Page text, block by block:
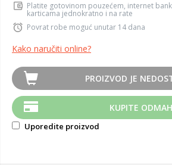
Platite gotovinom pouzećem, internet
karticama jednokratno i na rate
Povrat robe moguć unutar 14 dana
Kako naručiti online?
PROIZVOD JE
KUPITE ODMAH
Uporedite proizvod